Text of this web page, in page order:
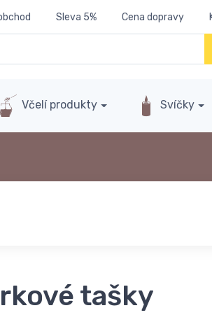
Sleva 5% Cena dopravy
Včelí produkty Svíčky
tašky